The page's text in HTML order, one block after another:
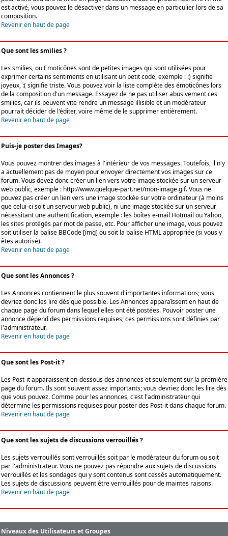
est activé, vous pouvez le désactiver dans un message en particulier lors de sa
composition.
Revenir en haut de page
Que sont les smilies ?
Les smilies, ou Emoticônes sont de petites images qui sont utilisées pour
exprimer certains sentiments en utilisant un petit code, exemple : :) signifie
joyeux, :( signifie triste. Vous pouvez voir la liste complète des émoticônes lors
de la composition d'un message. Essayez de ne pas utiliser abusivement ces
smilies, car ils peuvent vite rendre un message illisible et un modérateur
pourrait décider de l'éditer, voire même de le supprimer entièrement.
Revenir en haut de page
Puis-je poster des Images?
Vous pouvez montrer des images à l'intérieur de vos messages. Toutefois, il n'y
a actuellement pas de moyen pour envoyer directement vos images sur ce
forum. Vous devez donc créer un lien vers votre image stockée sur un serveur
web public, exemple : http://www.quelque-part.net/mon-image.gif. Vous ne
pouvez pas créer un lien vers une image stockée sur votre ordinateur (à moins
que celui-ci soit un serveur web public), ni une image stockée sur un serveur
nécessitant une authentification, exemple : les boîtes e-mail Hotmail ou Yahoo,
les sites protégés par mot de passe, etc. Pour afficher une image, vous pouvez
soit utiliser la balise BBCode [img] ou soit la balise HTML appropriée (si vous y
êtes autorisé).
Revenir en haut de page
Que sont les Annonces ?
Les Annonces contiennent le plus souvent d'importantes informations; vous
devriez donc les lire dès que possible. Les Annonces apparaîssent en haut de
chaque page du forum dans lequel elles ont été postées. Pouvoir poster une
annonce dépend des permissions requises; ces permissions sont définies par
l'administrateur.
Revenir en haut de page
Que sont les Post-it ?
Les Post-it apparaissent en-dessous des annonces et seulement sur la première
page du forum. Ils sont souvent assez importants; vous devriez donc les lire dès
que vous pouvez. Comme pour les annonces, c'est l'administrateur qui
détermine les permissions requises pour poster des Post-it dans chaque forum.
Revenir en haut de page
Que sont les sujets de discussions verrouillés ?
Les sujets verrouillés sont verrouillés soit par le modérateur du forum ou soit
par l'administrateur. Vous ne pouvez pas répondre aux sujets de discussions
verrouillés et les sondages qui y sont contenus sont cessés automatiquement.
Les sujets de discussions peuvent être verrouillés pour de maintes raisons.
Revenir en haut de page
Niveaux des Utilisateurs et Groupes